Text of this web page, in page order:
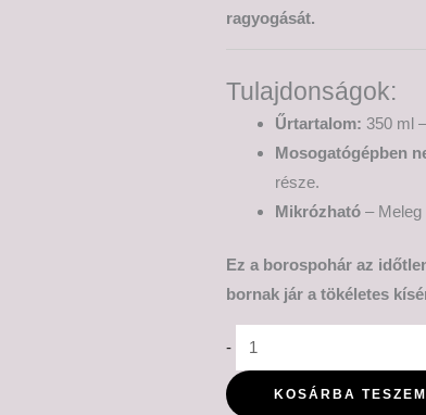
ragyogását.
Tulajdonságok:
Űrtartalom: 350 ml
Mosogatógépben
része.
Mikrózható – Meleg
Ez a borospohár az
bornak jár a tökéletes
-
KOSÁRBA